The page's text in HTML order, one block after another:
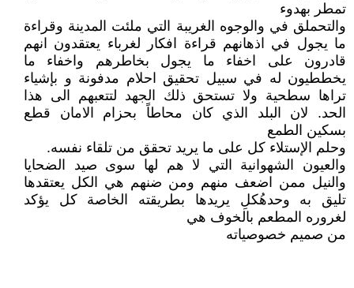
تمطر بهدوء
والتحملق في والوجوه الغريبة التي ملئت المدينة وقراءة
ما يجول في اذهانهم قراءة افكار لغرباء يعتقدون انهم
قادرون على اخفاء ما يجول بخاطرهم واخفاء ما
يخططيون له في سبيل تحقيق احلام مدفونة و بإشياء
تراها سطحية ولا تستحق ذلك الجهد لتتعبهم الى هذا
الحد. لان البلد الذي كان محاطاً بحزام الامان قطع
بسكين الطمع
وحلم الإستلاء كل على ما يريد تحقق من تلقاء نفسه.
والعيون الشهوانية التي لا هم لها سوى صيد الضحايا
والنيل ممن اضعف منهم ومن ضنهم هي الكل يعتقدها
تليق به وحدهُكلِ يريدها بطريقته الخاصة كل يؤكد
لغروره المطعم بالخوف هي
من صميم خصوصياته